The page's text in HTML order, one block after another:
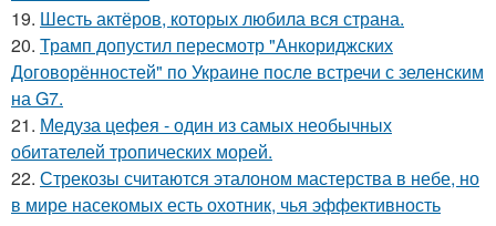
19. Шесть актёров, которых любила вся страна.
20. Трамп допустил пересмотр "Анкориджских
Договорённостей" по Украине после встречи с зеленским
на G7.
21. Медуза цефея - один из самых необычных
обитателей тропических морей.
22. Стрекозы считаются эталоном мастерства в небе, но
в мире насекомых есть охотник, чья эффективность